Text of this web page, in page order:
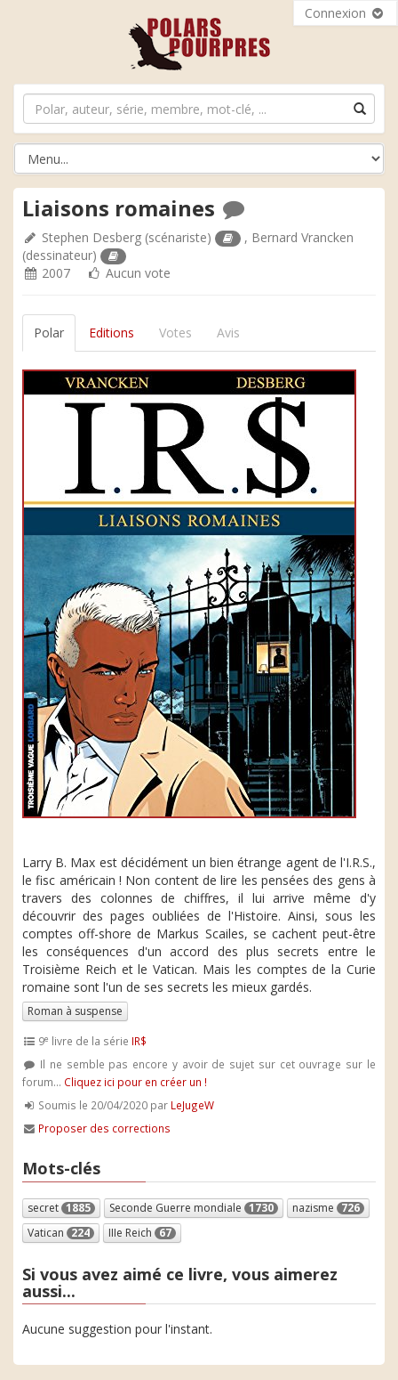
Connexion
Liaisons romaines
Stephen Desberg (scénariste) , Bernard Vrancken
(dessinateur)
2007
Aucun vote
Polar Editions Votes Avis
Larry B. Max est décidément un bien étrange agent de l'I.R.S.,
le fisc américain ! Non content de lire les pensées des gens à
travers des colonnes de chiffres, il lui arrive même d'y
découvrir des pages oubliées de l'Histoire. Ainsi, sous les
comptes off-shore de Markus Scailes, se cachent peut-être
les conséquences d'un accord des plus secrets entre le
Troisième Reich et le Vatican. Mais les comptes de la Curie
romaine sont l'un de ses secrets les mieux gardés.
Roman à suspense
9e livre de la série IR$
Il ne semble pas encore y avoir de sujet sur cet ouvrage sur le
forum... Cliquez ici pour en créer un !
Soumis le 20/04/2020 par LeJugeW
Proposer des corrections
Mots-clés
secret 1885 Seconde Guerre mondiale 1730 nazisme 726
Vatican 224 IIIe Reich 67
Si vous avez aimé ce livre, vous aimerez
aussi...
Aucune suggestion pour l'instant.